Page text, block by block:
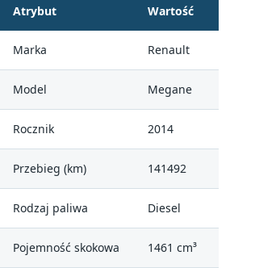
Atrybut Wartość
Marka Renault
Model Megane
Rocznik 2014
Przebieg (km) 141492
Rodzaj paliwa Diesel
Pojemność skokowa 1461 cm³